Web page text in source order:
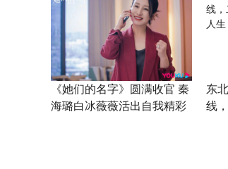
《她们的名字》圆满收官 秦
海璐白冰薇薇活出自我精彩
东
线